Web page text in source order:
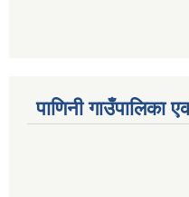
पाणिनी गाउँपालिका